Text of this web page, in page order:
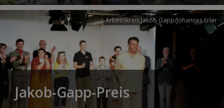
Arbeitskreis Jakob Gapp/Johannes Erler
Jakob-Gapp-Preis